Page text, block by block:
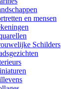
en mensen
Schilders